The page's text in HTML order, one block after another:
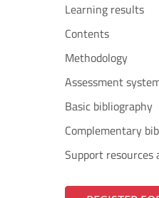
Learning results
Contents
Methodology
Assessment
Basic bibliography
Complementary
Support resources